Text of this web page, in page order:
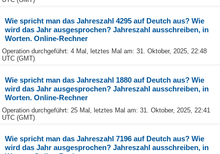
Wie spricht man das Jahreszahl 4295 auf Deutch aus? Wie
wird das Jahr ausgesprochen? Jahreszahl ausschreiben, in
Worten. Online-Rechner
Operation durchgeführt: 4 Mal, letztes Mal am: 31. Oktober, 2025, 22:48
UTC (GMT)
Wie spricht man das Jahreszahl 1880 auf Deutch aus? Wie
wird das Jahr ausgesprochen? Jahreszahl ausschreiben, in
Worten. Online-Rechner
Operation durchgeführt: 25 Mal, letztes Mal am: 31. Oktober, 2025, 22:41
UTC (GMT)
Wie spricht man das Jahreszahl 7196 auf Deutch aus? Wie
wird das Jahr ausgesprochen? Jahreszahl ausschreiben, in